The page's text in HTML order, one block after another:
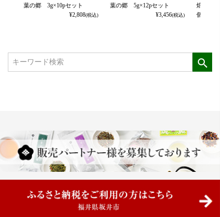
葉の郷 3g×10pセット
¥2,808(税込)
葉の郷 5g×12pセット
¥3,456(税込)
焙茶・
個セット